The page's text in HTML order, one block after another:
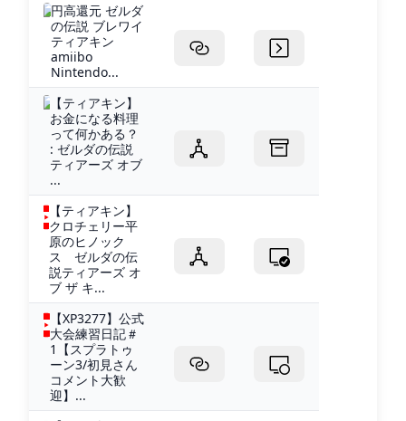
円高還元 ゼルダ
の伝説 ブレワイ
ティアキン
amiibo
Nintendo...
【ティアキン】
お金になる料理
って何かある？
: ゼルダの伝説
ティアーズ オブ
...
【ティアキン】
クロチェリー平
原のヒノック
ス ゼルダの伝
説ティアーズ オ
ブ ザ キ...
【XP3277】公式
大会練習日記＃
1【スプラトゥ
ーン3/初見さん
コメント大歓
迎】...